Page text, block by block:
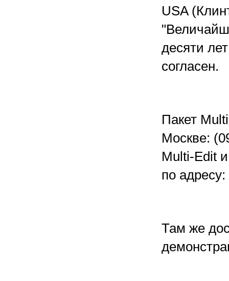
USA
десяти
согласен.
Пакет
Москве:
Multi-Edit
по
Там же